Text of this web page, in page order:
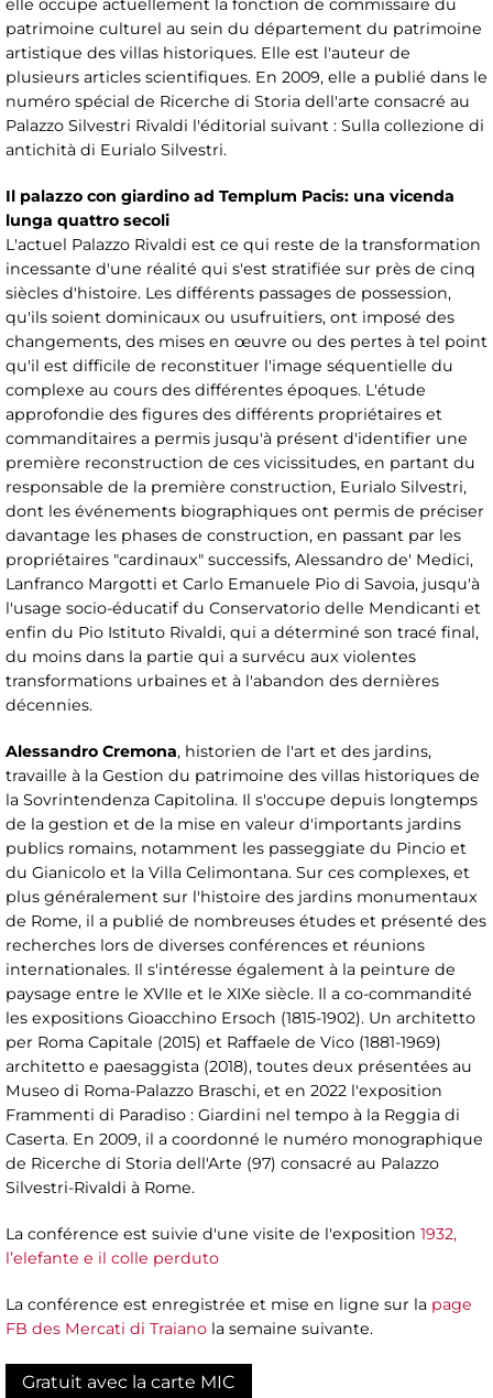
elle occupe actuellement la fonction de commissaire du
patrimoine culturel au sein du département du patrimoine
artistique des villas historiques. Elle est l'auteur de
plusieurs articles scientifiques. En 2009, elle a publié dans le
numéro spécial de Ricerche di Storia dell'arte consacré au
Palazzo Silvestri Rivaldi l'éditorial suivant : Sulla collezione di
antichità di Eurialo Silvestri.
Il palazzo con giardino ad Templum Pacis: una vicenda
lunga quattro secoli
L'actuel Palazzo Rivaldi est ce qui reste de la transformation
incessante d'une réalité qui s'est stratifiée sur près de cinq
siècles d'histoire. Les différents passages de possession,
qu'ils soient dominicaux ou usufruitiers, ont imposé des
changements, des mises en œuvre ou des pertes à tel point
qu'il est difficile de reconstituer l'image séquentielle du
complexe au cours des différentes époques. L'étude
approfondie des figures des différents propriétaires et
commanditaires a permis jusqu'à présent d'identifier une
première reconstruction de ces vicissitudes, en partant du
responsable de la première construction, Eurialo Silvestri,
dont les événements biographiques ont permis de préciser
davantage les phases de construction, en passant par les
propriétaires "cardinaux" successifs, Alessandro de' Medici,
Lanfranco Margotti et Carlo Emanuele Pio di Savoia, jusqu'à
l'usage socio-éducatif du Conservatorio delle Mendicanti et
enfin du Pio Istituto Rivaldi, qui a déterminé son tracé final,
du moins dans la partie qui a survécu aux violentes
transformations urbaines et à l'abandon des dernières
décennies.
Alessandro Cremona, historien de l'art et des jardins,
travaille à la Gestion du patrimoine des villas historiques de
la Sovrintendenza Capitolina. Il s'occupe depuis longtemps
de la gestion et de la mise en valeur d'importants jardins
publics romains, notamment les passeggiate du Pincio et
du Gianicolo et la Villa Celimontana. Sur ces complexes, et
plus généralement sur l'histoire des jardins monumentaux
de Rome, il a publié de nombreuses études et présenté des
recherches lors de diverses conférences et réunions
internationales. Il s'intéresse également à la peinture de
paysage entre le XVIIe et le XIXe siècle. Il a co-commandité
les expositions Gioacchino Ersoch (1815-1902). Un architetto
per Roma Capitale (2015) et Raffaele de Vico (1881-1969)
architetto e paesaggista (2018), toutes deux présentées au
Museo di Roma-Palazzo Braschi, et en 2022 l'exposition
Frammenti di Paradiso : Giardini nel tempo à la Reggia di
Caserta. En 2009, il a coordonné le numéro monographique
de Ricerche di Storia dell'Arte (97) consacré au Palazzo
Silvestri-Rivaldi à Rome.
La conférence est suivie d'une visite de l'exposition 1932,
l’elefante e il colle perduto
La conférence est enregistrée et mise en ligne sur la page
FB des Mercati di Traiano la semaine suivante.
Gratuit avec la carte MIC